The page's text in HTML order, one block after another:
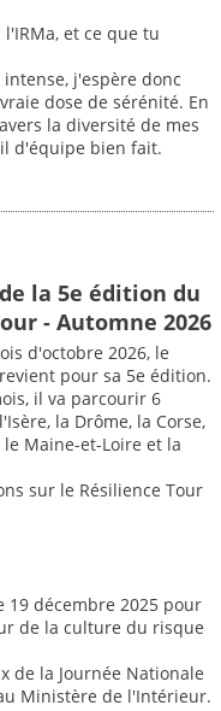
et ce que tu
j'espère donc
dose de sérénité. En
la diversité de mes
d'équipe bien fait.
la 5e édition du
- Automne 2026
d'octobre 2026, le
pour sa 5e édition.
il va parcourir 6
la Drôme, la Corse,
Maine-et-Loire et la
sur le Résilience Tour
19 décembre 2025 pour
de la culture du risque
de la Journée Nationale
Ministère de l'Intérieur.